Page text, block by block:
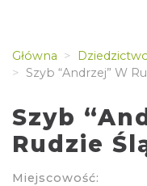
Główna
Szyb “Andrzej” W
Szyb
Rudzie
Miejscowość: